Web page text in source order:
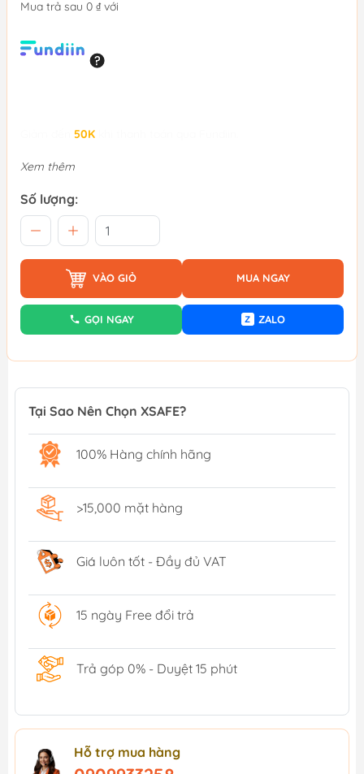
Mua trả sau 0 ₫ với
50K
Xem thêm
Số lượng:
VÀO GIỎ MUA NGAY
GỌI NGAY Z ZALO
Tại Sao Nên Chọn XSAFE?
100% Hàng chính hãng
>15,000 mặt hàng
Giá luôn tốt - Đầy đủ VAT
15 ngày Free đổi trả
Trả góp 0% - Duyệt 15 phút
Hỗ trợ mua hàng